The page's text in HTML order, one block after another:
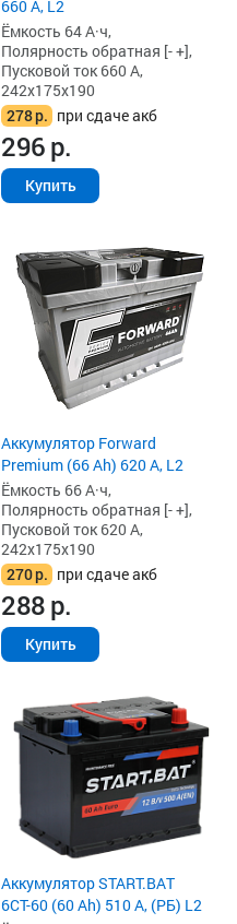
660 А, L2
Ёмкость 64 А·ч,
Полярность обратная [- +],
Пусковой ток 660 А,
242x175x190
278р. при сдаче акб
296р.
Купить
Аккумулятор Forward
Premium (66 Ah) 620 А, L2
Ёмкость 66 А·ч,
Полярность обратная [- +],
Пусковой ток 620 А,
242x175x190
270р. при сдаче акб
288р.
Купить
Аккумулятор START.BAT
6СТ-60 (60 Ah) 510 А, (РБ) L2